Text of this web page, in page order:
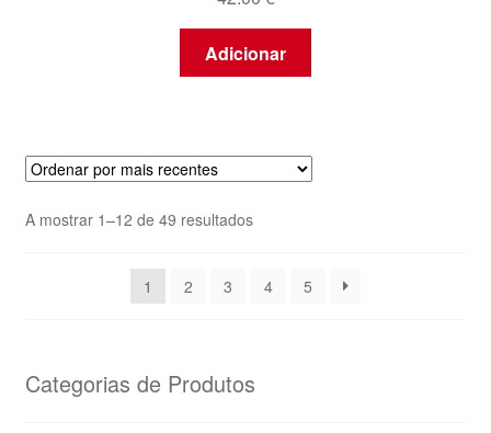
Adicionar
A mostrar 1–12 de 49 resultadosOrdenado
recentes
1 2 3 4 5
Categorias de Produtos